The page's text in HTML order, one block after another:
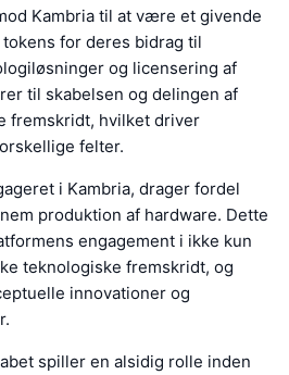
Kambria til at være et givende
for deres bidrag til
og licensering af
til skabelsen og delingen af
fremskridt, hvilket driver
felter.
i Kambria, drager fordel
produktion af hardware. Dette
engagement i ikke kun
teknologiske fremskridt, og
innovationer og
spiller en alsidig rolle inden